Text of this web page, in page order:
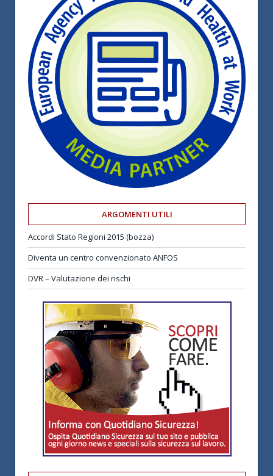
ARGOMENTI UTILI
Accordi Stato Regioni 2015 (bozza)
Diventa un centro convenzionato ANFOS
DVR – Valutazione dei rischi